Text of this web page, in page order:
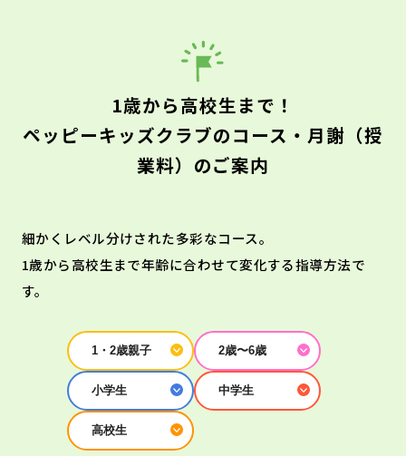
1歳から高校生まで！
ペッピーキッズクラブのコース・月謝（授
業料）のご案内
細かくレベル分けされた多彩なコース。
1歳から高校生まで年齢に合わせて変化する指導方法で
す。
1・2歳親子 2歳〜6歳
小学生 中学生
高校生